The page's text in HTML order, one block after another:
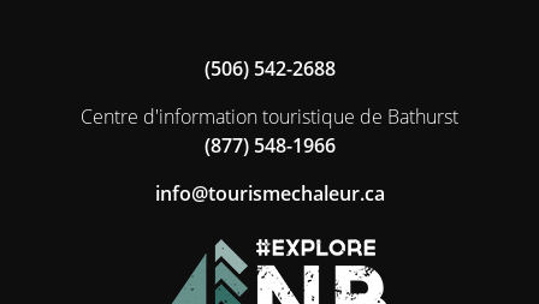
(506) 542-2688
Centre d'information touristique de Bathurst
(877) 548-1966
ac.ruelahcemsiruot@ofni